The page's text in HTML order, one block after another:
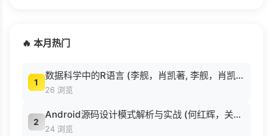
🔥 本月热门
1
数据科学中的R语言 (李舰，肖凯著, 李舰，肖凯著；吴喜之审校, Pdg2Pic).pdf
26 浏览
2
Android源码设计模式解析与实战 (何红辉，关爱民著, 何红辉, 关爱民著, 何红辉, 关爱民).pdf
24 浏览